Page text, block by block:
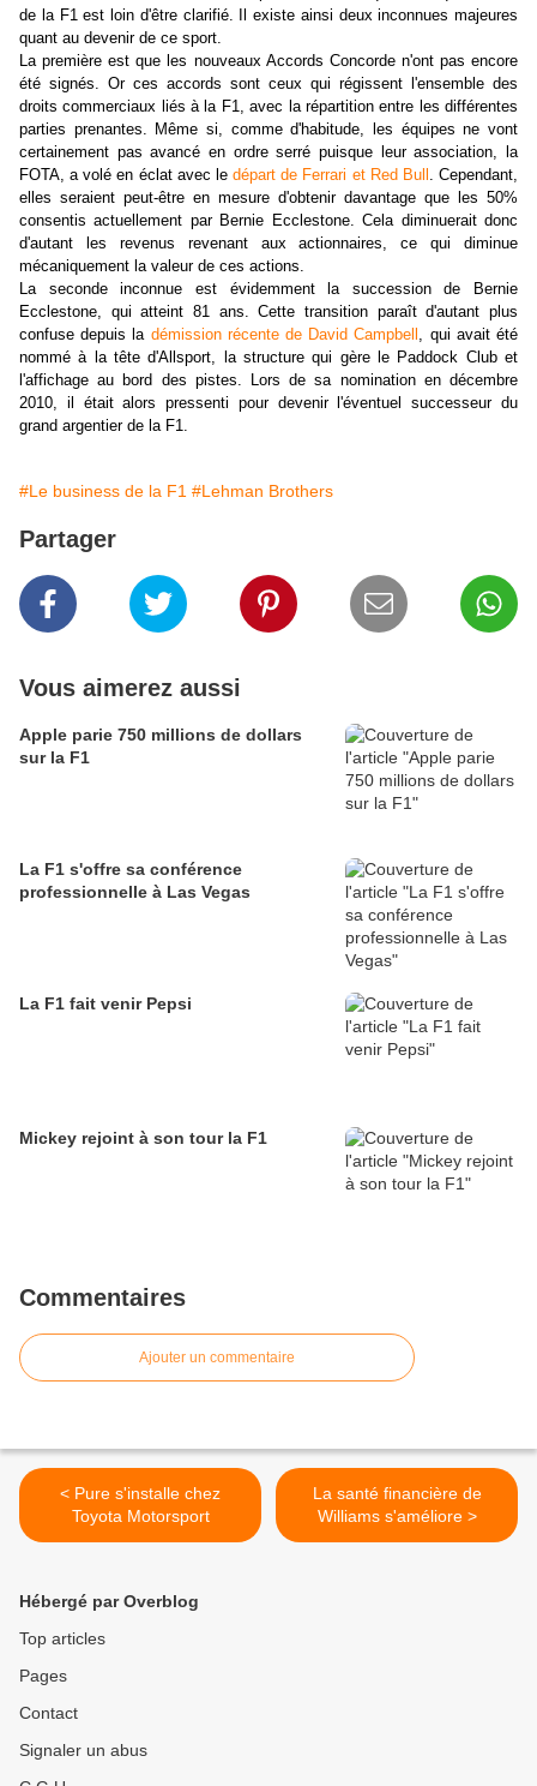
de la F1 est loin d'être clarifié. Il existe ainsi deux inconnues majeures
quant au devenir de ce sport.
La première est que les nouveaux Accords Concorde n'ont pas encore
été signés. Or ces accords sont ceux qui régissent l'ensemble des
droits commerciaux liés à la F1, avec la répartition entre les différentes
parties prenantes. Même si, comme d'habitude, les équipes ne vont
certainement pas avancé en ordre serré puisque leur association, la
FOTA, a volé en éclat avec ledépart de Ferrari et Red Bull . Cependant,
elles seraient peut-être en mesure d'obtenir davantage que les 50%
consentis actuellement par Bernie Ecclestone. Cela diminuerait donc
d'autant les revenus revenant aux actionnaires, ce qui diminue
mécaniquement la valeur de ces actions.
La seconde inconnue est évidemment la succession de Bernie
Ecclestone, qui atteint 81 ans. Cette transition paraît d'autant plus
confuse depuis la démission récente de David Campbell , qui avait été
nommé à la tête d'Allsport, la structure qui gère le Paddock Club et
l'affichage au bord des pistes. Lors de sa nomination en décembre
2010, il était alors pressenti pour devenir l'éventuel successeur du
grand argentier de la F1.
#Le business de la F1 #Lehman Brothers
Partager
Vous aimerez aussi
Apple parie 750 millions de dollars
sur la F1
La F1 s'offre sa conférence
professionnelle à Las Vegas
La F1 fait venir Pepsi
Mickey rejoint à son tour la F1
Commentaires
Ajouter un commentaire
< Pure s'installe chez
Toyota Motorsport
La santé financière de
Williams s'améliore >
Hébergé par Overblog
Top articles
Pages
Contact
Signaler un abus